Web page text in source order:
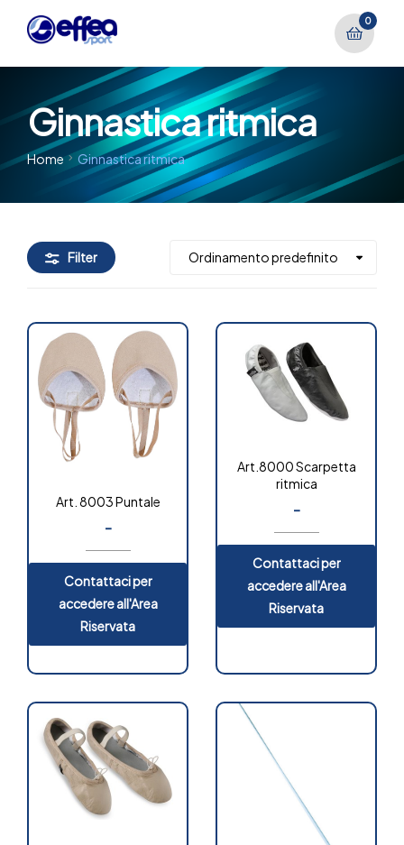
0
Ginnastica ritmica
Home Ginnastica ritmica
Filter
Art. 8003 Puntale
-
Contattaci per
accedere all'Area
Riservata
Art.8000 Scarpetta
ritmica
-
Contattaci per
accedere all'Area
Riservata